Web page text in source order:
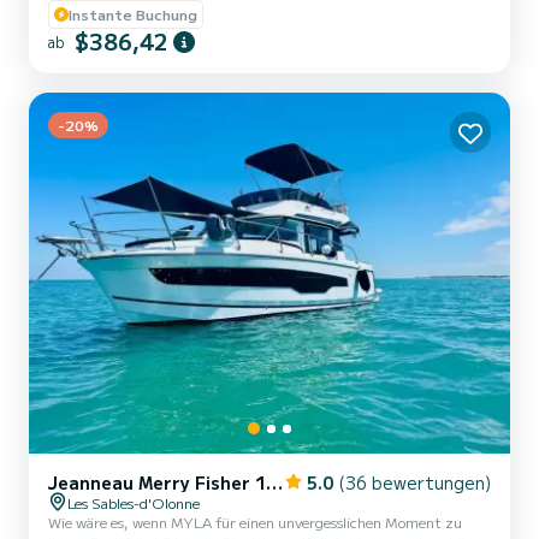
Spaß und Komfort miteinander verbindet. Die IMAGINE II wird von
einem leistungsstarken 350 PS Mercury L6-Motor angetrieben
und garantiert Ihnen dynamische und sichere Fahrten. Am Zie...
Instante Buchung
ab $386,42
-20%
Jeanneau Merry Fisher 1095 Fly 5.0 (36 bewertungen)
Les Sables-d'Olonne
Wie wäre es, wenn MYLA für einen unvergesslichen Moment zu